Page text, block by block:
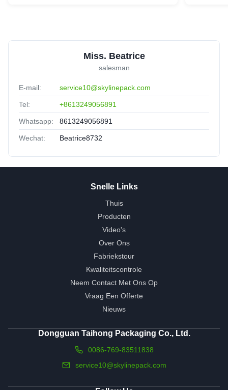
Miss. Beatrice
salesman
E-mail: service10@skylinepack.com
Tel: +8613249056891
Whatsapp: 8613249056891
Wechat: Beatrice8732
Snelle Links
Thuis
Producten
Video's
Over Ons
Fabriekstour
Kwaliteitscontrole
Neem Contact Met Ons Op
Vraag Een Offerte
Nieuws
Dongguan Taihong Packaging Co., Ltd.
0086-769-83511838
service10@skylinepack.com